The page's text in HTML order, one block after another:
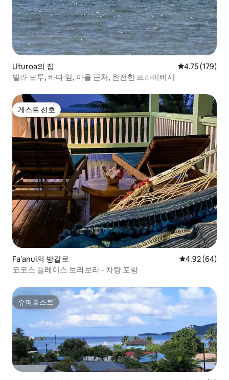
Uturoa의 집 평점 4.75점(5
4.75 (179)
빌라 모투, 바다 앞, 마을 근처, 완전한 프라이버시
게스트 선호
게스트 선호
Fa'anui의 방갈로 평점 4.92점(5
4.92 (64)
코코스 플레이스 보라보라 - 차량 포함
슈퍼호스트
슈퍼호스트